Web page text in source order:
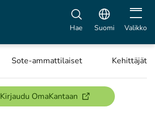
Hae Suomi Avaa
Valikko
Sote-ammattilaiset Kehittäjät
Kirjaudu OmaKantaan(avautuu uuteen